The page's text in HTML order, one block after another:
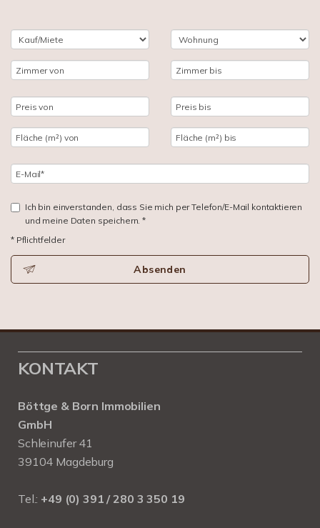
Ich bin einverstanden, dass Sie mich per Telefon/E-Mail kontaktieren
und meine Daten speichern. *
* Pflichtfelder
Absenden
KONTAKT
Böttge & Born Immobilien
GmbH
Schleinufer 41
39104 Magdeburg
Tel.: +49 (0) 391 / 280 3 350 19